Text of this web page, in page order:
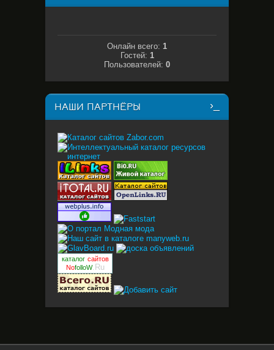
Онлайн всего: 1
Гостей: 1
Пользователей: 0
НАШИ ПАРТНЁРЫ
каталог сайтов
NofolloW.Ru